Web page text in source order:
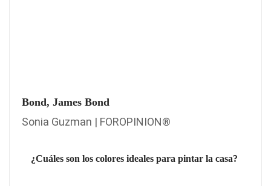
Bond, James Bond
Sonia Guzman | FOROPINION®
¿Cuáles son los colores ideales para pintar la casa?